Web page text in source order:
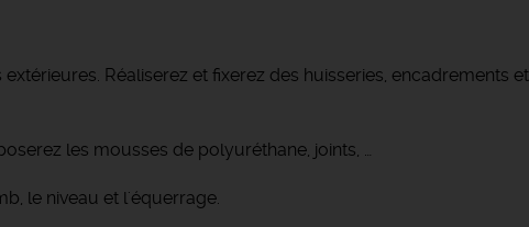
Réaliserez et fixerez des huisseries, encadrements
les mousses de polyuréthane, joints, …
le niveau et l'équerrage.